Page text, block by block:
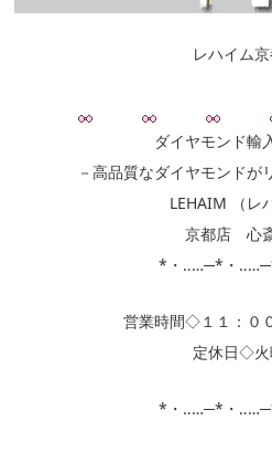
レハイム
ダイヤモンド輸
－高品質なダイヤモンドが
LEHAIM （レ
京都店 心
*・‥…─*・
営業時間◇１１：０
定休日◇火
*・‥…─*・